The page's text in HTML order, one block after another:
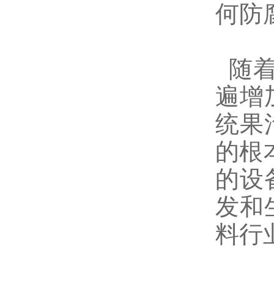
何防
随
遍增
统果
的根
的设
发和
料行